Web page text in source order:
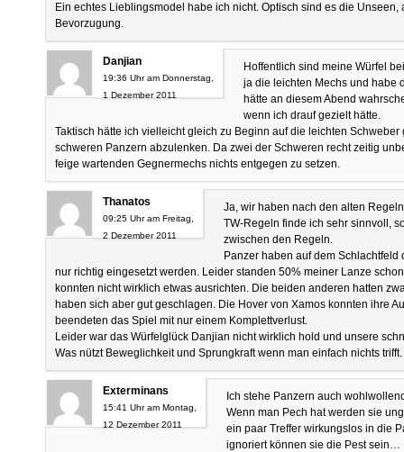
Ein echtes Lieblingsmodel habe ich nicht. Optisch sind es die
Bevorzugung.
Danjian
19:36 Uhr am Donnerstag,
1 Dezember 2011
Hoffentlich sind meine Würfel
ja die leichten Mechs und habe
hätte an diesem Abend
wenn ich drauf gezielt hätte.
Taktisch hätte ich vielleicht gleich zu Beginn auf die leichten
schweren Panzern abzulenken. Da zwei der Schweren recht zeitig
feige wartenden Gegnermechs nichts entgegen zu setzen.
Thanatos
09:25 Uhr am Freitag,
2 Dezember 2011
Ja, wir haben nach den alten
TW-Regeln finde ich sehr sinnvoll,
zwischen den Regeln.
Panzer haben auf dem
nur richtig eingesetzt werden. Leider standen 50% meiner Lanze
konnten nicht wirklich etwas ausrichten. Die beiden anderen hatten
haben sich aber gut geschlagen. Die Hover von Xamos konnten ihre
beendeten das Spiel mit nur einem Komplettverlust.
Leider war das Würfelglück Danjian nicht wirklich hold und unsere
Was nützt Beweglichkeit und Sprungkraft wenn man einfach nichts trifft.
Exterminans
15:41 Uhr am Montag,
12 Dezember 2011
Ich stehe Panzern auch
Wenn man Pech hat werden sie
ein paar Treffer wirkungslos in die
ignoriert können sie die Pest sein…